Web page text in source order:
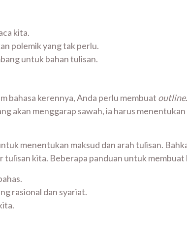
kita.
polemik yang tak perlu.
untuk bahan tulisan.
bahasa kerennya, Anda perlu membuat outline
akan menggarap sawah, ia harus
menentukan maksud dan arah tulisan.
tulisan kita. Beberapa panduan untuk
rasional dan syariat.